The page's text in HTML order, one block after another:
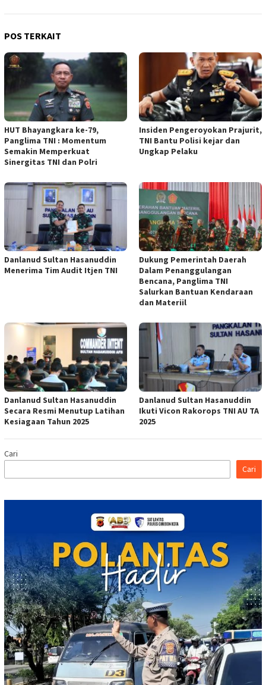
POS TERKAIT
HUT Bhayangkara ke-79,
Panglima TNI : Momentum
Semakin Memperkuat
Sinergitas TNI dan Polri
Insiden Pengeroyokan Prajurit,
TNI Bantu Polisi kejar dan
Ungkap Pelaku
Danlanud Sultan Hasanuddin
Menerima Tim Audit Itjen TNI
Dukung Pemerintah Daerah
Dalam Penanggulangan
Bencana, Panglima TNI
Salurkan Bantuan Kendaraan
dan Materiil
Danlanud Sultan Hasanuddin
Secara Resmi Menutup Latihan
Kesiagaan Tahun 2025
Danlanud Sultan Hasanuddin
Ikuti Vicon Rakorops TNI AU TA
2025
Cari
Cari